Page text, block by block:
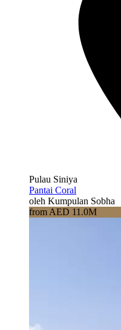
Pulau Siniya
Pantai Coral
oleh Kumpulan Sobha
from AED 11.0M